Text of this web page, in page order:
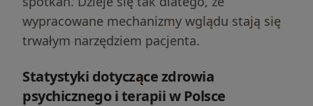
wypracowane mechanizmy wglądu stają się
trwałym narzędziem pacjenta.
Statystyki dotyczące zdrowia
psychicznego i terapii w Polsce